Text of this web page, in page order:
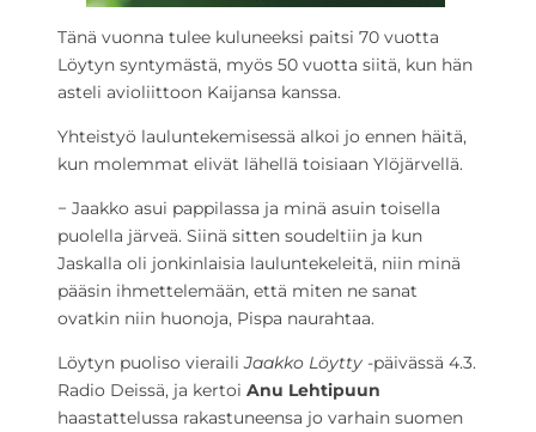
Tänä vuonna tulee kuluneeksi paitsi 70 vuotta
Löytyn syntymästä, myös 50 vuotta siitä, kun hän
asteli avioliittoon Kaijansa kanssa.
Yhteistyö lauluntekemisessä alkoi jo ennen häitä,
kun molemmat elivät lähellä toisiaan Ylöjärvellä.
− Jaakko asui pappilassa ja minä asuin toisella
puolella järveä. Siinä sitten soudeltiin ja kun
Jaskalla oli jonkinlaisia lauluntekeleitä, niin minä
pääsin ihmettelemään, että miten ne sanat
ovatkin niin huonoja, Pispa naurahtaa.
Löytyn puoliso vierailiJaakko Löytty -päivässä 4.3.
Radio Deissä, ja kertoi Anu Lehtipuun
haastattelussa rakastuneensa jo varhain suomen